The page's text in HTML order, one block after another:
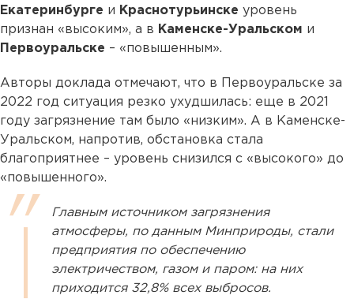
Екатеринбурге и Краснотурьинске уровень
признан «высоким», а в Каменске-Уральском и
Первоуральске – «повышенным».
Авторы доклада отмечают, что в Первоуральске за
2022 год ситуация резко ухудшилась: еще в 2021
году загрязнение там было «низким». А в Каменске-
Уральском, напротив, обстановка стала
благоприятнее – уровень снизился с «высокого» до
«повышенного».
Главным источником загрязнения
атмосферы, по данным Минприроды, стали
предприятия по обеспечению
электричеством, газом и паром: на них
приходится 32,8% всех выбросов.